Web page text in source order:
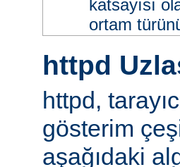
katsayısı
ortam
httpd
httpd,
gösterim
aşağıdaki